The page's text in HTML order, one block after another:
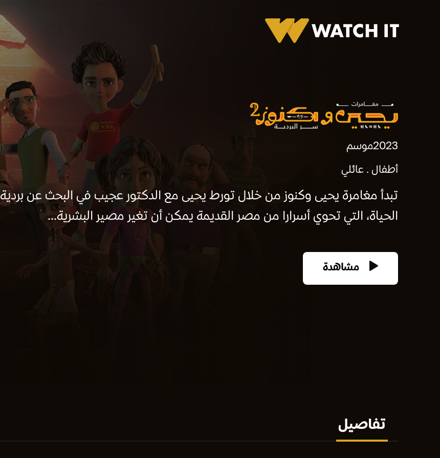
2023موسم
أطفال
عائلي
تبدأ مغامرة يحيى وكنوز من خلال تورط يحيى مع الدكتور عجيب في البحث عن بردية
الحياة، التي تحوي أسرارا من مصر القديمة يمكن أن تغير مصير البشرية...
مشاهدة
تفاصيل